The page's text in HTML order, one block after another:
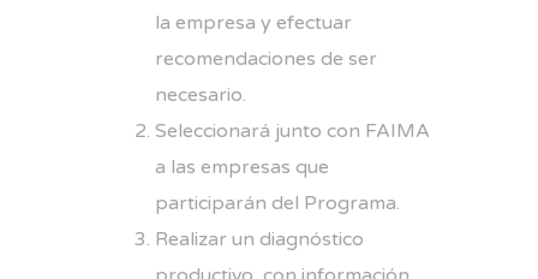
la empresa y efectuar
recomendaciones de ser
necesario.
Seleccionará junto con FAIMA
a las empresas que
participarán del Programa.
Realizar un diagnóstico